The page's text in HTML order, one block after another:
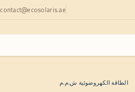
contact@ecosolaris.ae
الطاقة الكهروضوئية ش.م.م